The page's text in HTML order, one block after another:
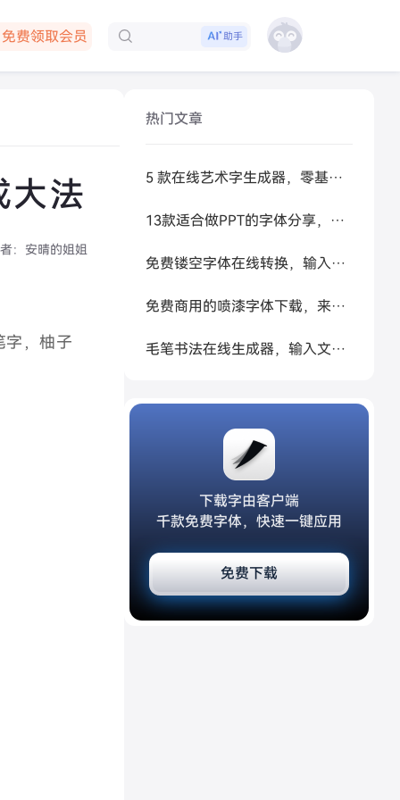
免费领取会员
助手
大法
： 安晴的姐姐
，柚子
热门文章
5 款在线艺术字生成器，零基础做高级感标题
13款适合做PPT的字体分享，让你的PPT更好看
免费镂空字体在线转换，输入文字秒生成可复制空心艺术字
免费商用的喷漆字体下载，来试试让 AI 帮你生成
毛笔书法在线生成器，输入文字秒变书法大家
下载字由客户端
千款免费字体，快速一键应用
免费下载